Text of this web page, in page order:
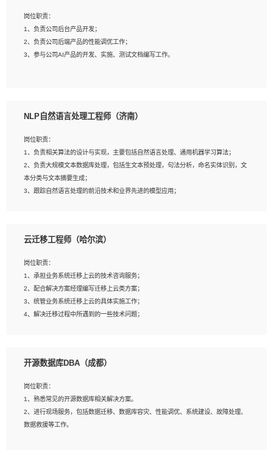
5、善于沟通，具有团队意识；
岗位职责：
1、负责公司后台产品开发；
2、负责公司后端产品的性能调优工作；
3、参与公司AI产品的开发、实施、测试文档编写工作。
验的更佳；
3、熟悉数据库开发，熟悉Mysql、Oracle、MongoDb数据库应用开发其中一种；
4、熟悉Python Wed框架（Django/Flask...）代码能力优秀，熟悉编码规范和具备
良好的文档编写能力）；
5、沟通表达能力强，具备团队协作能力。
NLP自然语言处理工程师（济南）
岗位职责：
1、负责相关算法的设计与实现，主要包括自然语言处理、通用机器学习算法；
2、负责大规模文本数据库处理，包括生文本预处理，句法分析，命名实体识别，文
本分类与文本摘要生成；
3、跟踪自然语言处理的前沿技术和业界先进的模型应用；
岗位要求：
2、熟悉tensorflow，keras，pytorch等常规深度学习框架，快速根据客户需求实现
有效的模型；
3、熟悉掌握至少一种编程语言，如：Python，Java；
4、 熟悉NLP相关算法与实现；
5、至少有一次及以上问答系统的项目实践，熟悉问答系统全流程开发者优先；
云迁移工程师（哈尔滨）
岗位职责：
1、承担业务系统迁移上云的技术咨询服务；
2、配合解决方案经理编写迁移上云类方案；
3、统管业务系统迁移上云的具体实施工作；
4、解决迁移过程中所遇到的一些技术问题；
1、专科及以上学历，三年以上工作经验，计算机等相关专业；
3、熟悉常见操作系统、存储、网络、 IO 等相关原理；
4、具有迁移工具实操经验，具备P2V、V2V迁移能力；
5、熟练华为、VMware虚拟化、云计算及云存储技术；
6、熟悉主流数据库、应用服务器、中间件部署架构和运维方法；
开源数据库DBA（成都）
岗位职责：
1、熟悉常见的开源数据库相关解决方案。
2、进行现场服务，包括数据迁移、数据库容灾、性能调优、系统建设、故障处理、
数据救援等工作。